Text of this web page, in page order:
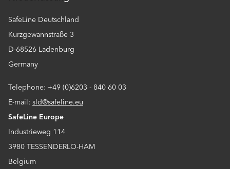
SafeLine Deutschland
Kurzgewannstraße 3
D-68526 Ladenburg
Germany
Telephone: +49 (0)6203 - 840 60 03
E-mail: sld@safeline.eu
SafeLine Europe
Industrieweg 114
3980 TESSENDERLO-HAM
Belgium